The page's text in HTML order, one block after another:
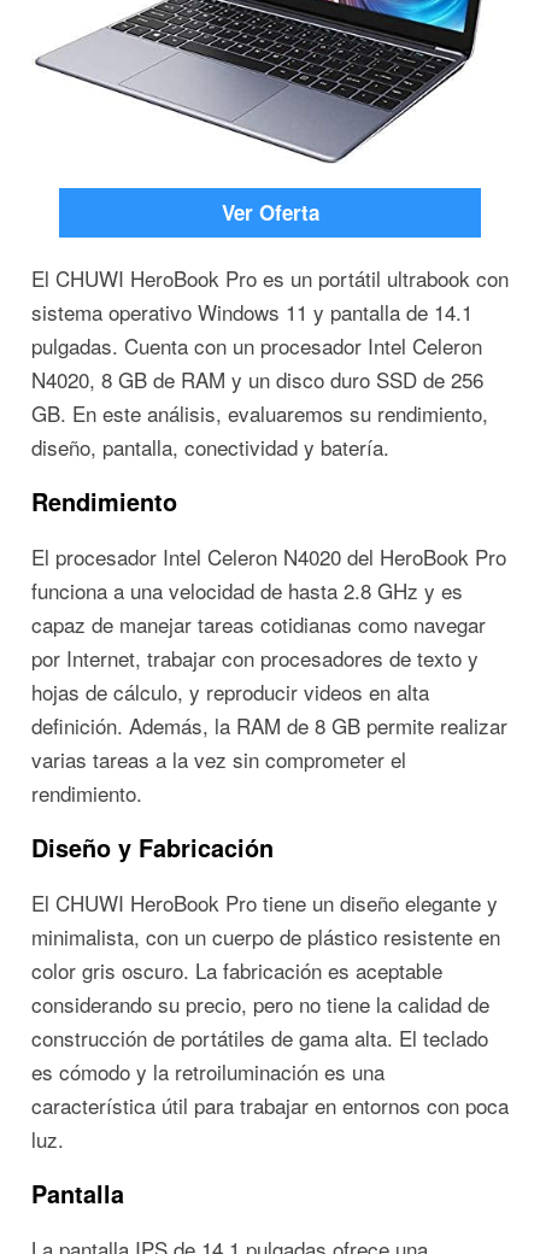
Ver Oferta
El CHUWI HeroBook Pro es un portátil ultrabook con
sistema operativo Windows 11 y pantalla de 14.1
pulgadas. Cuenta con un procesador Intel Celeron
N4020, 8 GB de RAM y un disco duro SSD de 256
GB. En este análisis, evaluaremos su rendimiento,
diseño, pantalla, conectividad y batería.
Rendimiento
El procesador Intel Celeron N4020 del HeroBook Pro
funciona a una velocidad de hasta 2.8 GHz y es
capaz de manejar tareas cotidianas como navegar
por Internet, trabajar con procesadores de texto y
hojas de cálculo, y reproducir videos en alta
definición. Además, la RAM de 8 GB permite realizar
varias tareas a la vez sin comprometer el
rendimiento.
Diseño y Fabricación
El CHUWI HeroBook Pro tiene un diseño elegante y
minimalista, con un cuerpo de plástico resistente en
color gris oscuro. La fabricación es aceptable
considerando su precio, pero no tiene la calidad de
construcción de portátiles de gama alta. El teclado
es cómodo y la retroiluminación es una
característica útil para trabajar en entornos con poca
luz.
Pantalla